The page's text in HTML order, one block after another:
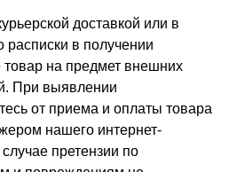
доставкой или в
в получении
товар на предмет внешних
При выявлении
от приема и оплаты товара
нашего интернет-
претензии по